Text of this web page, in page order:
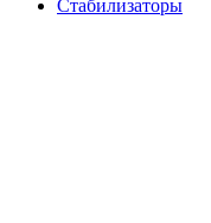
Стабилизаторы